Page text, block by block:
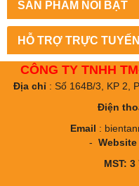
SẢN PHẨM NỔI BẬT
HỖ TRỢ TRỰC TUYẾN
CÔNG TY TNHH
Địa chỉ: Số 164B/3, KP 2,
Điện
Email :
- Website
MST: 3